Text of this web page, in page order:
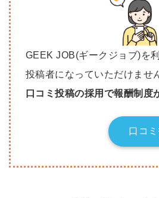
GEEK JOB(ギークジョブ)を
投稿者になっていただけませ
口コミ投稿の採用で報酬制度
口コ